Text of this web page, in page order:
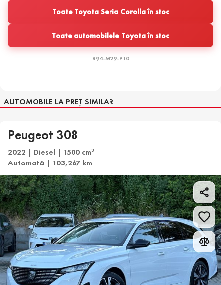
Toate Toyota Seria Corolla în stoc
Toate automobilele Toyota în stoc
R94-M29-P10
AUTOMOBILE LA PREȚ SIMILAR
Peugeot 308
2022 | Diesel | 1500 cm3
Automată | 103,267 km